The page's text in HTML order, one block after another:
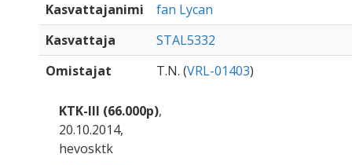
Kasvattajanimi
fan Lycan
Kasvattaja
STAL5332
Omistajat
T.N. (VRL-01403)
KTK-III (66.000p),
20.10.2014,
hevosktk